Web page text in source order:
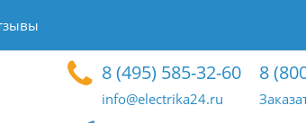
8 (495) 585-32-60
info@electrika24.ru
8